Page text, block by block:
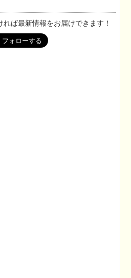
ば最新情報をお届けできます！